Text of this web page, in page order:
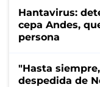
Hantavirus:
cepa Andes,
persona
"Hasta
despedida de